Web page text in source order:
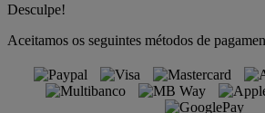
Desculpe!
Aceitamos os seguintes métodos de